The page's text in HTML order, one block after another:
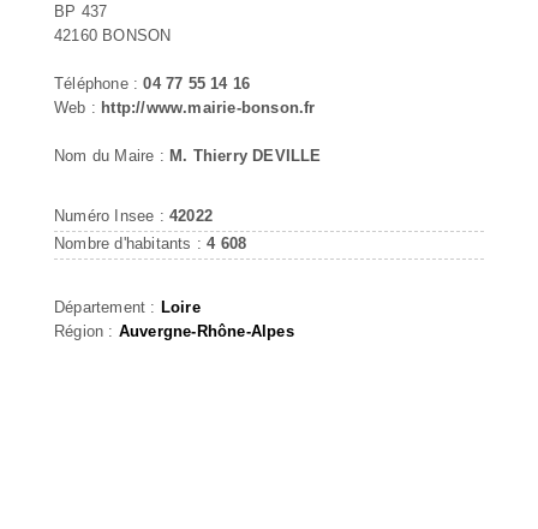
BP 437
42160 BONSON
Téléphone :04 77 55 14 16
Web : http://www.mairie-bonson.fr
Nom du Maire : M. Thierry DEVILLE
Numéro Insee : 42022
Nombre d'habitants :4 608
Département : Loire
Région : Auvergne-Rhône-Alpes